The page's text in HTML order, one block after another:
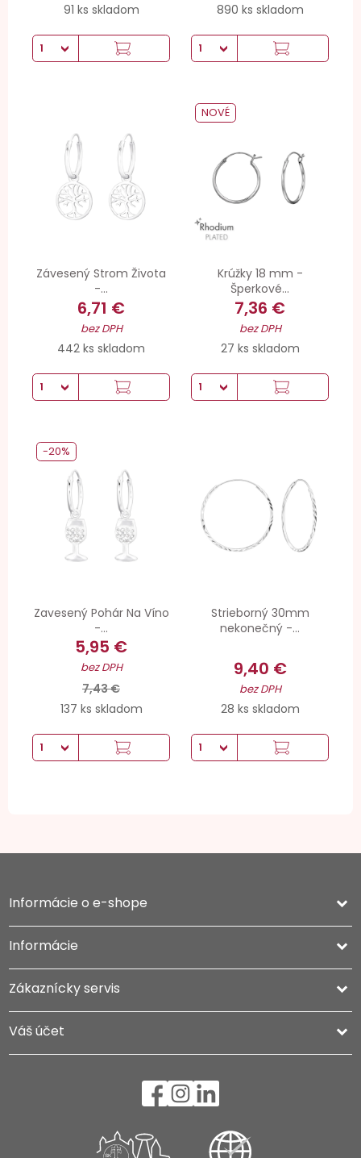
91 ks skladom
890 ks skladom
Závesený Strom Života
-...
6,71 €
bez DPH
442 ks skladom
Krúžky 18 mm -
Šperkové...
7,36 €
bez DPH
27 ks skladom
NOVÉ
Zavesený Pohár Na Víno
-...
5,95 €
bez DPH
7,43 €
137 ks skladom
-20%
Strieborný 30mm
nekonečný -...
9,40 €
bez DPH
28 ks skladom
Informácie o e-shope keyboard_arrow_down
Informácie 
Zákaznícky servis 
Váš účet 